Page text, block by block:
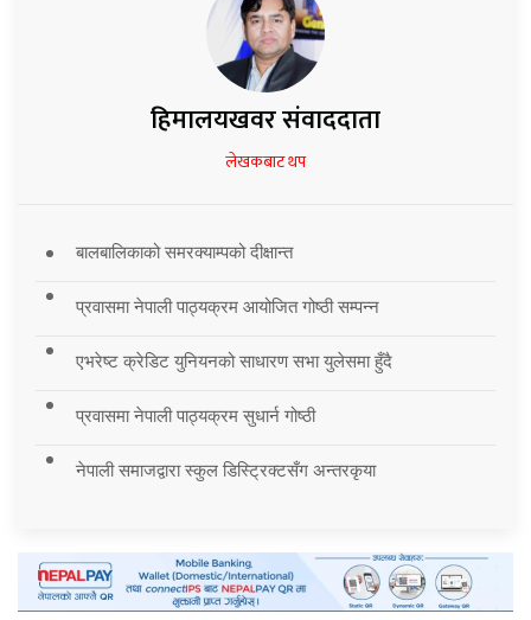
हिमालयखवर संवाददाता
लेखकबाट थप
बालबालिकाको समरक्याम्पको दीक्षान्त
प्रवासमा नेपाली पाठ्यक्रम आयोजित गोष्ठी सम्पन्न
एभरेष्ट क्रेडिट युनियनको साधारण सभा युलेसमा हुँदै
प्रवासमा नेपाली पाठ्यक्रम सुधार्न गोष्ठी
नेपाली समाजद्वारा स्कुल डिस्ट्रिक्टसँग अन्तरकृया